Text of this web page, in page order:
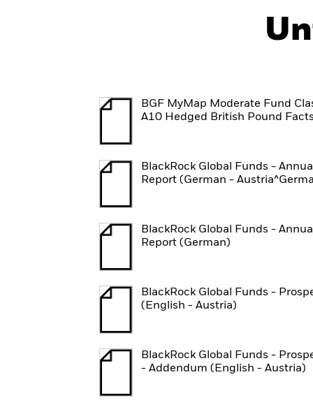
BGF MyMap Moderate Fund
A10 Hedged British Pound
BlackRock Global Funds -
Report (German -
BlackRock Global Funds -
Report (German)
BlackRock Global Funds -
(English - Austria)
BlackRock Global Funds -
- Addendum (English - Austria)